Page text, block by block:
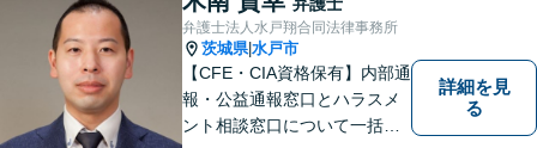
弁護士法人水戸翔合同法律事務所
茨城県|水戸市
【CFE・CIA資格保有】内部通
報・公益通報窓口とハラスメ
ント相談窓口について一括対
詳細を見
る